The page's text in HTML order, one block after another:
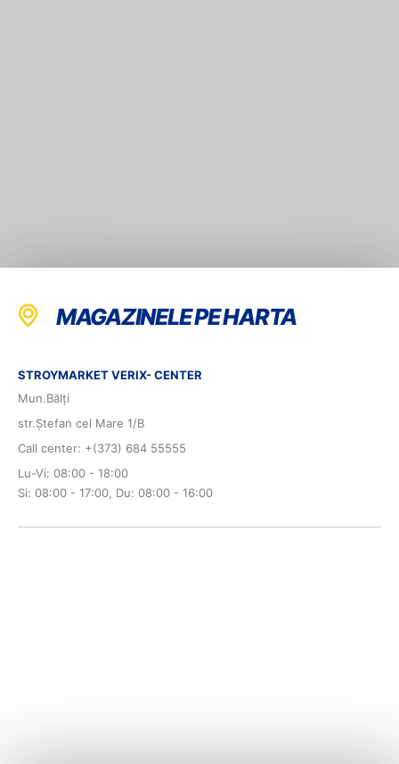
MAGAZINELE PE HARTA
STROYMARKET VERIX- CENTER
Mun.Bălți
str.Ștefan cel Mare 1/B
Call center: +(373) 684 55555
Lu-Vi: 08:00 - 18:00
Si: 08:00 - 17:00, Du: 08:00 - 16:00